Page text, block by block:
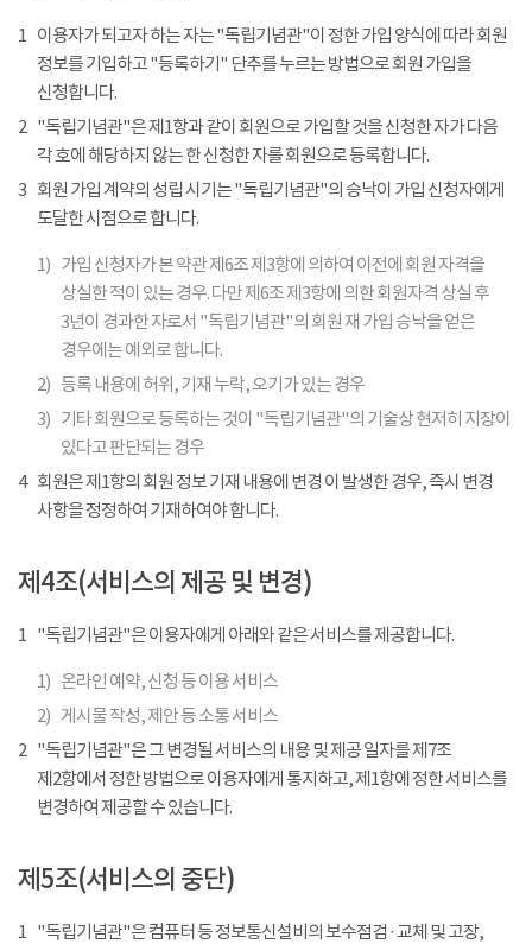
1 이용자가 되고자 하는 자는 "독립기념관"이 정한 가입 양식에 따라 회원
정보를 기입하고 "등록하기" 단추를 누르는 방법으로 회원 가입을
신청합니다.
2 "독립기념관"은 제1항과 같이 회원으로 가입할 것을 신청한 자가 다음
각 호에 해당하지 않는 한 신청한 자를 회원으로 등록합니다.
3 회원 가입 계약의 성립 시기는 "독립기념관"의 승낙이 가입 신청자에게
도달한 시점으로 합니다.
1) 가입 신청자가 본 약관 제6조 제3항에 의하여 이전에 회원 자격을
상실한 적이 있는 경우. 다만 제6조 제3항에 의한 회원자격 상실 후
3년이 경과한 자로서 "독립기념관"의 회원 재 가입 승낙을 얻은
경우에는 예외로 합니다.
2) 등록 내용에 허위, 기재 누락, 오기가 있는 경우
3) 기타 회원으로 등록하는 것이 "독립기념관"의 기술상 현저히 지장이
있다고 판단되는 경우
4
회원은 제1항의 회원 정보 기재 내용에 변경 이 발생한 경우, 즉시 변경
사항을 정정하여 기재하여야 합니다.
제4조(서비스의 제공 및 변경)
1 "독립기념관"은 이용자에게 아래와 같은 서비스를 제공합니다.
1) 온라인 예약, 신청 등 이용 서비스
2) 게시물 작성, 제안 등 소통 서비스
2 "독립기념관"은 그 변경될 서비스의 내용 및 제공 일자를 제7조
제2항에서 정한 방법으로 이용자에게 통지하고, 제1항에 정한 서비스를
변경하여 제공할 수 있습니다.
제5조(서비스의 중단)
1 "독립기념관"은 컴퓨터 등 정보통신설비의 보수점검 · 교체 및 고장,